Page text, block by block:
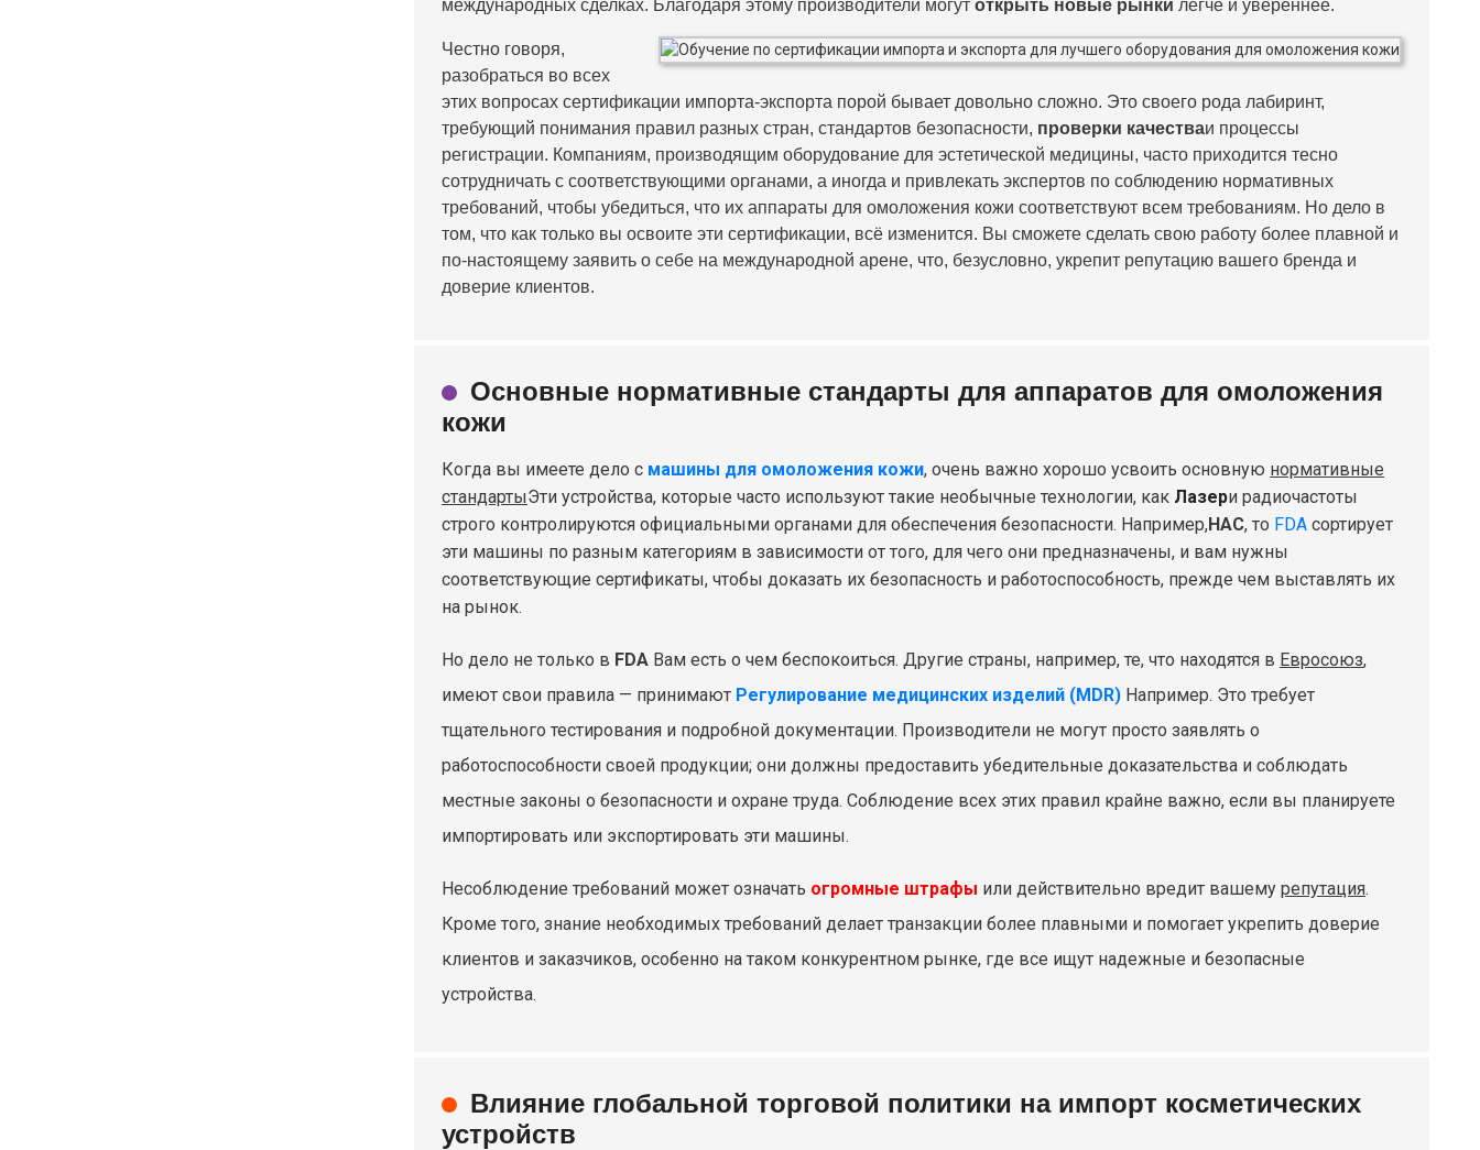
международных сделках. Благодаря этому производители могут открыть новые рынки легче и увереннее.
Честно говоря,
разобраться во всех
этих вопросах сертификации импорта-экспорта порой бывает довольно сложно. Это своего рода лабиринт,
требующий понимания правил разных стран, стандартов безопасности, проверки качестваи процессы
регистрации. Компаниям, производящим оборудование для эстетической медицины, часто приходится тесно
сотрудничать с соответствующими органами, а иногда и привлекать экспертов по соблюдению нормативных
требований, чтобы убедиться, что их аппараты для омоложения кожи соответствуют всем требованиям. Но дело в
том, что как только вы освоите эти сертификации, всё изменится. Вы сможете сделать свою работу более плавной и
по-настоящему заявить о себе на международной арене, что, безусловно, укрепит репутацию вашего бренда и
доверие клиентов.
Основные нормативные стандарты для аппаратов для омоложения
кожи
Когда вы имеете дело с машины для омоложения кожи, очень важно хорошо усвоить основную нормативные
стандартыЭти устройства, которые часто используют такие необычные технологии, как Лазери радиочастоты
строго контролируются официальными органами для обеспечения безопасности. Например,НАС, то FDA сортирует
эти машины по разным категориям в зависимости от того, для чего они предназначены, и вам нужны
соответствующие сертификаты, чтобы доказать их безопасность и работоспособность, прежде чем выставлять их
на рынок.
Но дело не только в FDA Вам есть о чем беспокоиться. Другие страны, например, те, что находятся в Евросоюз,
имеют свои правила — принимают Регулирование медицинских изделий (MDR) Например. Это требует
тщательного тестирования и подробной документации. Производители не могут просто заявлять о
работоспособности своей продукции; они должны предоставить убедительные доказательства и соблюдать
местные законы о безопасности и охране труда. Соблюдение всех этих правил крайне важно, если вы планируете
импортировать или экспортировать эти машины.
Несоблюдение требований может означать огромные штрафы или действительно вредит вашему репутация.
Кроме того, знание необходимых требований делает транзакции более плавными и помогает укрепить доверие
клиентов и заказчиков, особенно на таком конкурентном рынке, где все ищут надежные и безопасные
устройства.
Влияние глобальной торговой политики на импорт косметических
устройств